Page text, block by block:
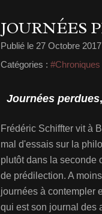
JOURNÉES
Publié le 27 Octobre 2017
Catégories : #Chroniques
Journées perdues
Frédéric Schiffter vit à
mal d'essais sur la
plutôt dans la seconde
de prédilection. A
journées à contempler
qui est son journal des